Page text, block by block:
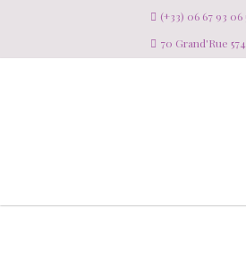
(+33) 06 67 93 06
70 Grand'Rue